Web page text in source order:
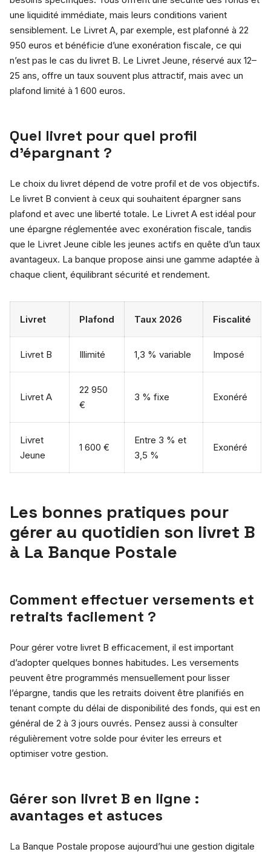
une liquidité immédiate, mais leurs conditions varient
sensiblement. Le Livret A, par exemple, est plafonné à 22
950 euros et bénéficie d’une exonération fiscale, ce qui
n’est pas le cas du livret B. Le Livret Jeune, réservé aux 12–
25 ans, offre un taux souvent plus attractif, mais avec un
plafond limité à 1 600 euros.
Quel livret pour quel profil
d’épargnant ?
Le choix du livret dépend de votre profil et de vos objectifs.
Le livret B convient à ceux qui souhaitent épargner sans
plafond et avec une liberté totale. Le Livret A est idéal pour
une épargne réglementée avec exonération fiscale, tandis
que le Livret Jeune cible les jeunes actifs en quête d’un taux
avantageux. La banque propose ainsi une gamme adaptée à
chaque client, équilibrant sécurité et rendement.
Livret Plafond Taux 2026 Fiscalité
Livret B Illimité 1,3 % variable Imposé
Livret A
22 950
€
3 % fixe Exonéré
Livret
Jeune
1 600 €
Entre 3 % et
3,5 %
Exonéré
Les bonnes pratiques pour
gérer au quotidien son livret B
à La Banque Postale
Comment effectuer versements et
retraits facilement ?
Pour gérer votre livret B efficacement, il est important
d’adopter quelques bonnes habitudes. Les versements
peuvent être programmés mensuellement pour lisser
l’épargne, tandis que les retraits doivent être planifiés en
tenant compte du délai de disponibilité des fonds, qui est en
général de 2 à 3 jours ouvrés. Pensez aussi à consulter
régulièrement votre solde pour éviter les erreurs et
optimiser votre gestion.
Gérer son livret B en ligne :
avantages et astuces
La Banque Postale propose aujourd’hui une gestion digitale